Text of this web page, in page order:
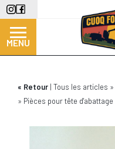
Aller
au
contenu
principal
MENU
Retour Tous les articles
Pièces pour tête d'abattage